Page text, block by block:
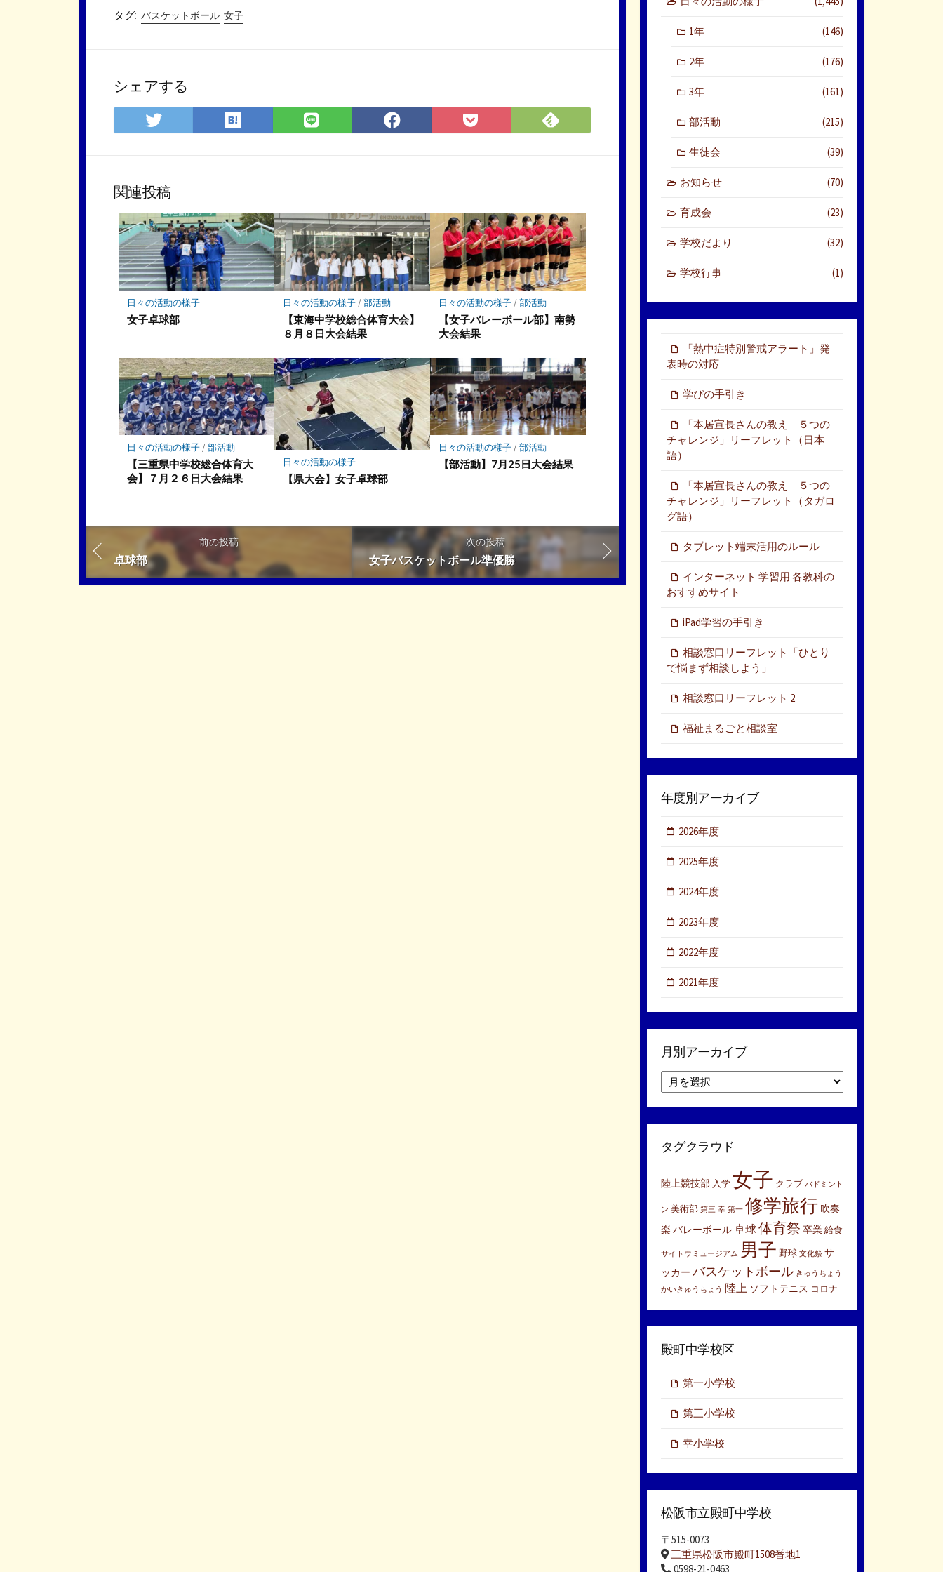
タグ: バスケットボール 女子
シェアする
Twitter
で
ア
は
て
マ
ー
ク
に
保
LINE
で
Facebook
で
Pocket
に
Feedly
で
関連投稿
日々の活動の様子
女子卓球部
日々の活動の様子/部活動
【東海中学校総合体育大会】
８月８日大会結果
日々の活動の様子/部活動
【女子バレーボール部】南勢
大会結果
日々の活動の様子/部活動
【三重県中学校総合体育大
会】７月２６日大会結果
日々の活動の様子
【県大会】女子卓球部
日々の活動の様子/部活動
【部活動】7月25日大会結果
前の投稿
卓球部
次の投稿
女子バスケットボール準優勝
1年 (146)
2年 (176)
3年 (161)
部活動 (215)
生徒会 (39)
お知らせ (70)
育成会 (23)
学校だより (32)
学校行事 (1)
「熱中症特別警戒アラート」発
表時の対応
学びの手引き
「本居宣長さんの教え ５つの
チャレンジ」リーフレット（日本
語）
「本居宣長さんの教え ５つの
チャレンジ」リーフレット（タガロ
グ語）
タブレット端末活用のルール
インターネット 学習用 各教科の
おすすめサイト
iPad学習の手引き
相談窓口リーフレット「ひとり
で悩まず相談しよう」
相談窓口リーフレット 2
福祉まるごと相談室
年度別アーカイブ
2026年度
2025年度
2024年度
2023年度
2022年度
2021年度
月別アーカイブ
別
ア
ー
イ
タグクラウド
陸上競技部 入学 女子 クラブ バドミント
ン 美術部 第三 幸 第一 修学旅行 吹奏
楽 バレーボール卓球体育祭 卒業 給食
サイトウミュージアム 男子 野球 文化祭 サ
ッカー バスケットボール きゅうちょう
かいきゅうちょう 陸上 ソフトテニス コロナ
殿町中学校区
第一小学校
第三小学校
幸小学校
松阪市立殿町中学校
〒515-0073
三重県松阪市殿町1508番地1
0598-21-0463